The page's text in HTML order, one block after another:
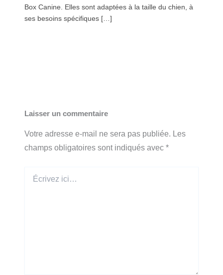
Box Canine. Elles sont adaptées à la taille du chien, à
ses besoins spécifiques […]
Laisser un commentaire
Votre adresse e-mail ne sera pas publiée. Les
champs obligatoires sont indiqués avec *
ici…